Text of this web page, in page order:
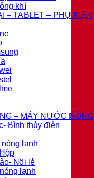
khí
– TABLET – PHỤ KIỆN
– MÁY NƯỚC NÓNG
Bình thủy điện
lạnh
Nồi lẻ
lạnh